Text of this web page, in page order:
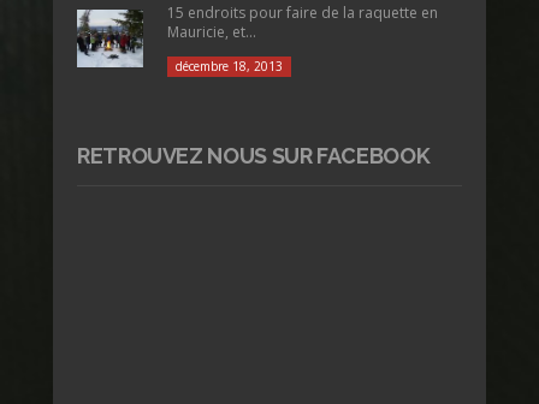
15 endroits pour faire de la raquette en
Mauricie, et...
décembre 18, 2013
RETROUVEZ NOUS SUR FACEBOOK